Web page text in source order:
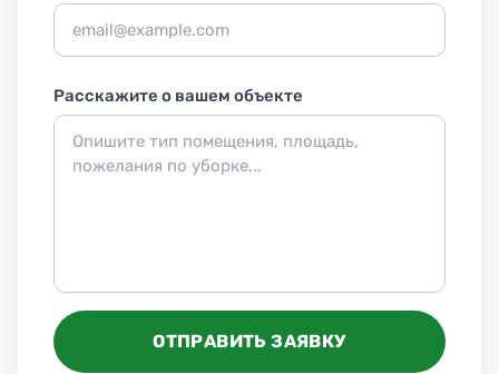
Расскажите о вашем объекте
ОТПРАВИТЬ ЗАЯВКУ